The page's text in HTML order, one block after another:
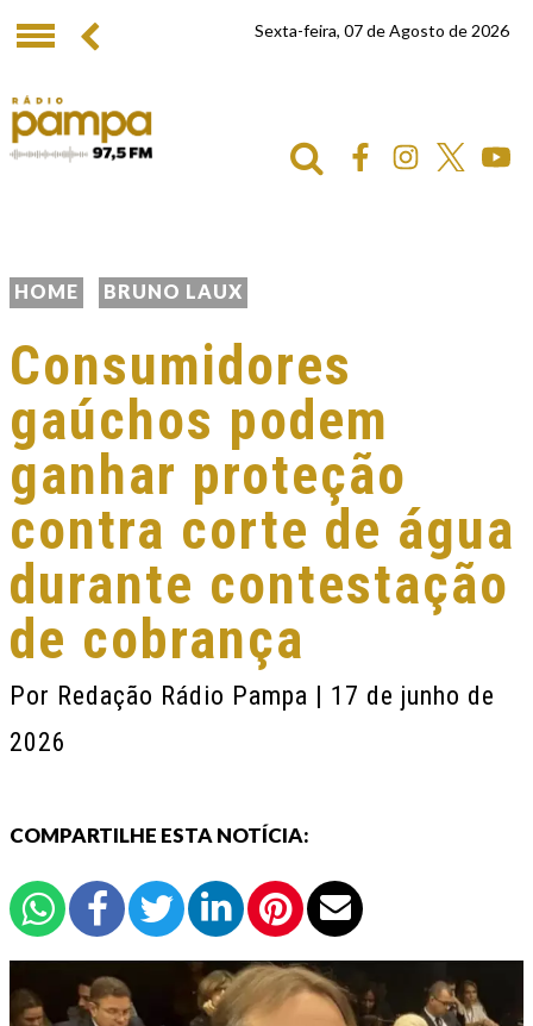
Sexta-feira, 07 de Agosto de 2026
HOME BRUNO LAUX
Consumidores
gaúchos podem
ganhar proteção
contra corte de água
durante contestação
de cobrança
Por Redação Rádio Pampa | 17 de junho de
2026
COMPARTILHE ESTA NOTÍCIA: